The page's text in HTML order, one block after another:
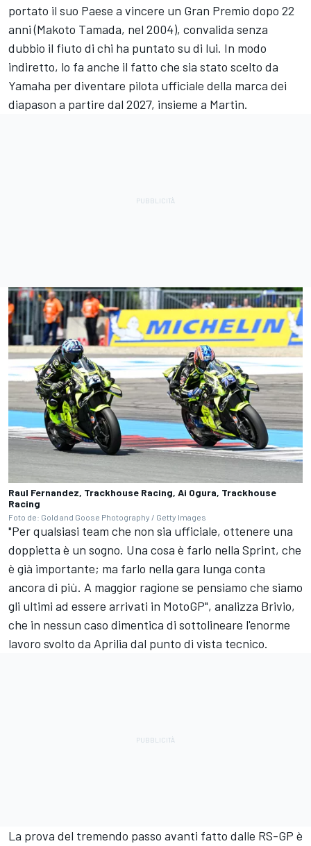
portato il suo Paese a vincere un Gran Premio dopo 22
anni (Makoto Tamada, nel 2004), convalida senza
dubbio il fiuto di chi ha puntato su di lui. In modo
indiretto, lo fa anche il fatto che sia stato scelto da
Yamaha per diventare pilota ufficiale della marca dei
diapason a partire dal 2027, insieme a Martin.
Raul Fernandez, Trackhouse Racing, Ai Ogura, Trackhouse
Racing
Foto de: Gold and Goose Photography / Getty Images
"Per qualsiasi team che non sia ufficiale, ottenere una
doppietta è un sogno. Una cosa è farlo nella Sprint, che
è già importante; ma farlo nella gara lunga conta
ancora di più. A maggior ragione se pensiamo che siamo
gli ultimi ad essere arrivati in MotoGP", analizza Brivio,
che in nessun caso dimentica di sottolineare l'enorme
lavoro svolto da Aprilia dal punto di vista tecnico.
La prova del tremendo passo avanti fatto dalle RS-GP è